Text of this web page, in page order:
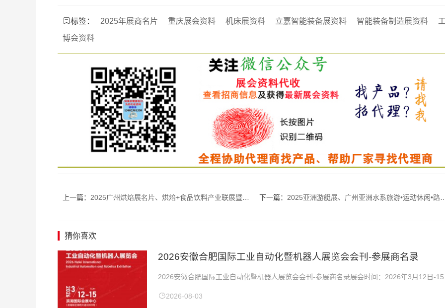
标签： 2025年展商名片 重庆展会资料 机床展资料 立嘉智能装备展资料 智能装备制造展资料
博会资料
上一篇： 2025广州烘焙展名片、烘焙+食品饮料产业联展暨第28届中国烘焙展展商名片【595张】 下一篇： 2025亚洲游艇展、广州亚洲水系旅游•运动休闲•路亚装备与游艇博览会系列展展商名片【188张】
猜你喜欢
2026安徽合肥国际工业自动化暨机器人展览会会刊-参展商名录
2026安徽合肥国际工业自动化暨机器人展览会会刊-参展商名录展会时间：2026年3月12日-
展会地址：合肥·滨湖国际会展中心2026安徽合肥国际工业自动化...
2026-08-03